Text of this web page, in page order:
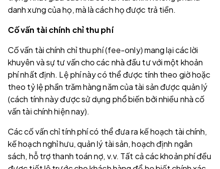
danh xưng của họ, mà là cách họ được trả tiền.
Cố vấn tài chính chỉ thu phí
Cố vấn tài chính chỉ thu phí (fee-only) mang lại các lời
khuyên và sự tư vấn cho các nhà đầu tư với một khoản
phí nhất định. Lệ phí này có thể được tính theo giờ hoặc
theo tỷ lệ phần trăm hàng năm của tài sản được quản lý
(cách tính này được sử dụng phổ biến bởi nhiều nhà cố
vấn tài chính hiện nay).
Các cố vấn chỉ tính phí có thể đưa ra kế hoạch tài chính,
kế hoạch nghỉ hưu, quản lý tài sản, hoạch định ngân
sách, hỗ trợ thanh toán nợ, v.v. Tất cả các khoản phí đều